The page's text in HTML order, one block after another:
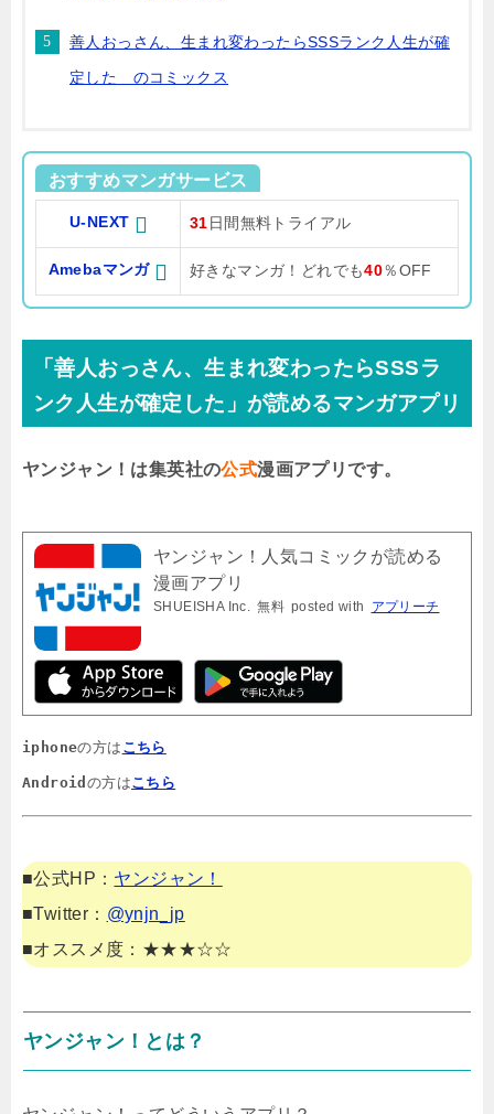
善人おっさん、生まれ変わったらSSSランク人生が確
定した のコミックス
おすすめマンガサービス
U-NEXT 31 日間無料トライアル
Amebaマンガ 好きなマンガ！どれでも40％OFF
「善人おっさん、生まれ変わったらSSSラ
ンク人生が確定した」が読めるマンガアプリ
ヤンジャン！は集英社の公式漫画アプリです。
ヤンジャン！人気コミックが読める
漫画アプリ
SHUEISHA Inc. 無料 posted with アプリーチ
iphoneの方は こちら
Android の方はこちら
■公式HP： ヤンジャン！
■Twitter： @ynjn_jp
■オススメ度：★★★☆☆
ヤンジャン！とは？